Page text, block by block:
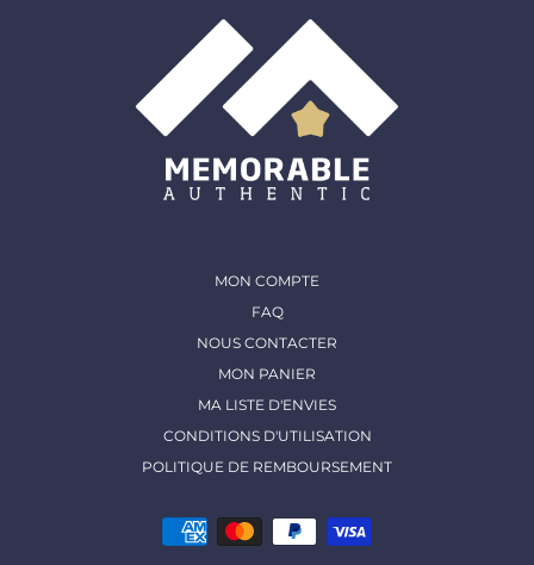
MON COMPTE
FAQ
NOUS CONTACTER
MON PANIER
MA LISTE D'ENVIES
CONDITIONS D'UTILISATION
POLITIQUE DE REMBOURSEMENT